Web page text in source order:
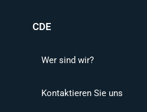
CDE
Wer sind wir?
Kontaktieren Sie uns